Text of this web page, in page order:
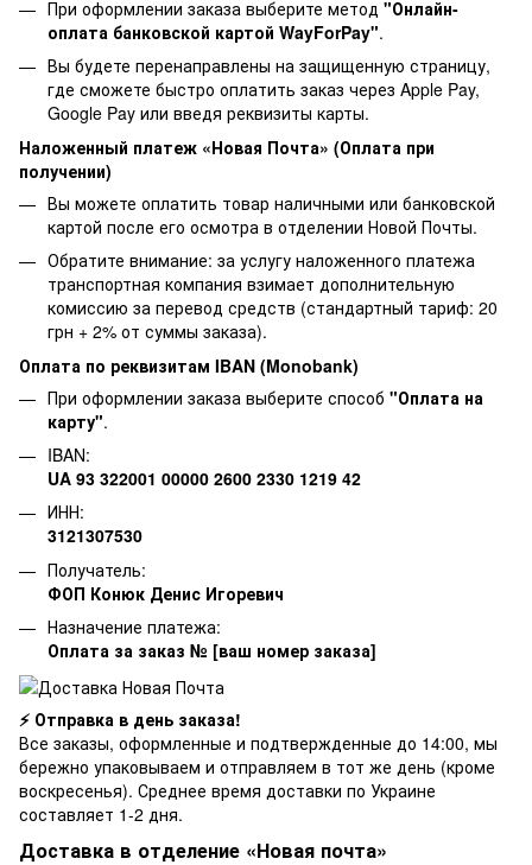
При оформлении заказа выберите метод "Онлайн-
оплата банковской картой WayForPay".
Вы будете перенаправлены на защищенную страницу,
где сможете быстро оплатить заказ через Apple Pay,
Google Pay или введя реквизиты карты.
Наложенный платеж «Новая Почта» (Оплата при
получении)
Вы можете оплатить товар наличными или банковской
картой после его осмотра в отделении Новой Почты.
Обратите внимание: за услугу наложенного платежа
транспортная компания взимает дополнительную
комиссию за перевод средств (стандартный тариф: 20
грн + 2% от суммы заказа).
Оплата по реквизитам IBAN (Monobank)
При оформлении заказа выберите способ "Оплата на
карту".
IBAN:
UA 93 322001 00000 2600 2330 1219 42
ИНН:
3121307530
Получатель:
ФОП Конюк Денис Игоревич
Назначение платежа:
Оплата за заказ № [ваш номер заказа]
⚡ Отправка в день заказа!
Все заказы, оформленные и подтвержденные до 14:00, мы
бережно упаковываем и отправляем в тот же день (кроме
воскресенья). Среднее время доставки по Украине
составляет 1-2 дня.
Доставка в отделение «Новая почта»